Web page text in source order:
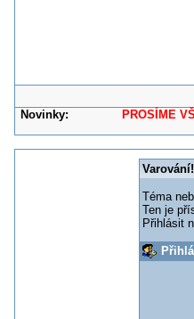
Novinky: PROSÍME
Varování!
Téma
Ten je
Přihlásit